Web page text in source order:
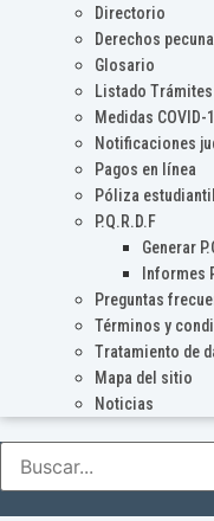
Directorio
Derechos
Glosario
Listado Trámites
Medidas COVID-
Notificaciones
Pagos en línea
Póliza estudiantil
P.Q.R.D.F
Generar
Informes
Preguntas
Términos y
Tratamiento de
Mapa del sitio
Noticias